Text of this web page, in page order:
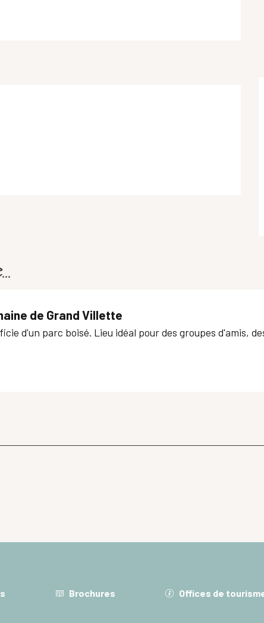
de Grand Villette
d'un parc boisé. Lieu idéal pour des groupes d'amis,
Brochures Offices de